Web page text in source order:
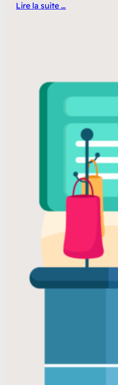
Lire la suite …